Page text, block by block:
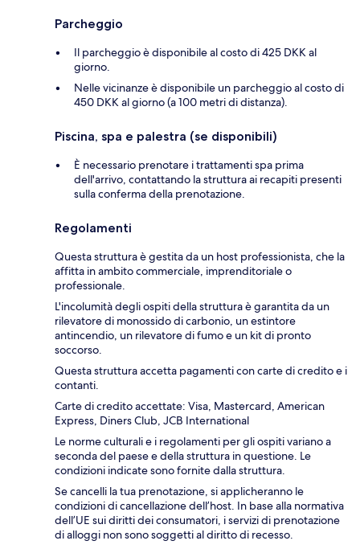
Parcheggio
Il parcheggio è disponibile al costo di 425 DKK al
giorno.
Nelle vicinanze è disponibile un parcheggio al costo di
450 DKK al giorno (a 100 metri di distanza).
Piscina, spa e palestra (se disponibili)
È necessario prenotare i trattamenti spa prima
dell'arrivo, contattando la struttura ai recapiti presenti
sulla conferma della prenotazione.
Regolamenti
Questa struttura è gestita da un host professionista, che la
affitta in ambito commerciale, imprenditoriale o
professionale.
L'incolumità degli ospiti della struttura è garantita da un
rilevatore di monossido di carbonio, un estintore
antincendio, un rilevatore di fumo e un kit di pronto
soccorso.
Questa struttura accetta pagamenti con carte di credito e i
contanti.
Carte di credito accettate: Visa, Mastercard, American
Express, Diners Club, JCB International
Le norme culturali e i regolamenti per gli ospiti variano a
seconda del paese e della struttura in questione. Le
condizioni indicate sono fornite dalla struttura.
Se cancelli la tua prenotazione, si applicheranno le
condizioni di cancellazione dell’host. In base alla normativa
dell’UE sui diritti dei consumatori, i servizi di prenotazione
di alloggi non sono soggetti al diritto di recesso.